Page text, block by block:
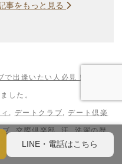
事をもっと見る
で出逢いたい人必見！スタッ
した。
, デートクラブ,デート倶楽
ブ,交際倶楽部,汗,洗濯の歴
LINE・電話はこちら